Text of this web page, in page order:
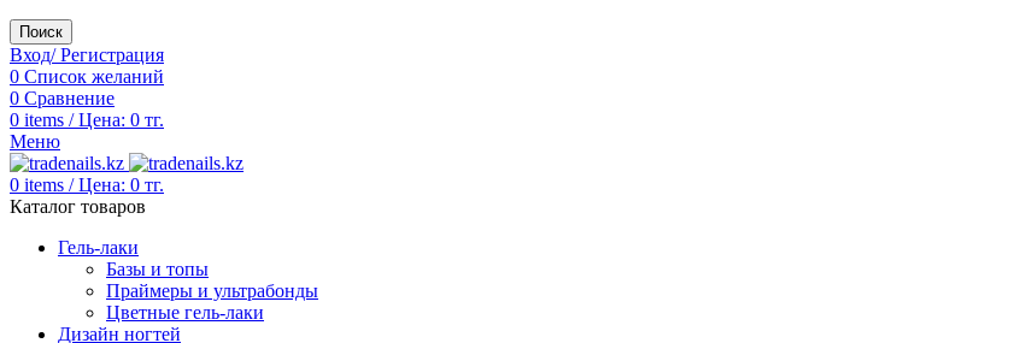
Поиск
Вход/ Регистрация
0 Список желаний
0 Сравнение
0 items / Цена: 0 тг.
Меню
0 items / Цена: 0 тг.
Каталог товаров
Гель-лаки
Базы и топы
Праймеры и ультрабонды
Цветные гель-лаки
Дизайн ногтей